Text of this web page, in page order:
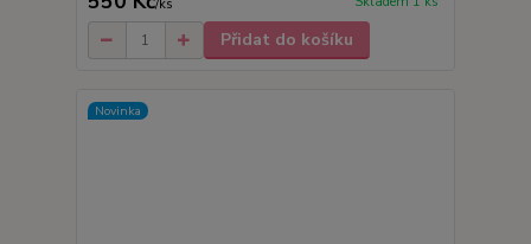
/ks
Přidat do košíku
Novinka